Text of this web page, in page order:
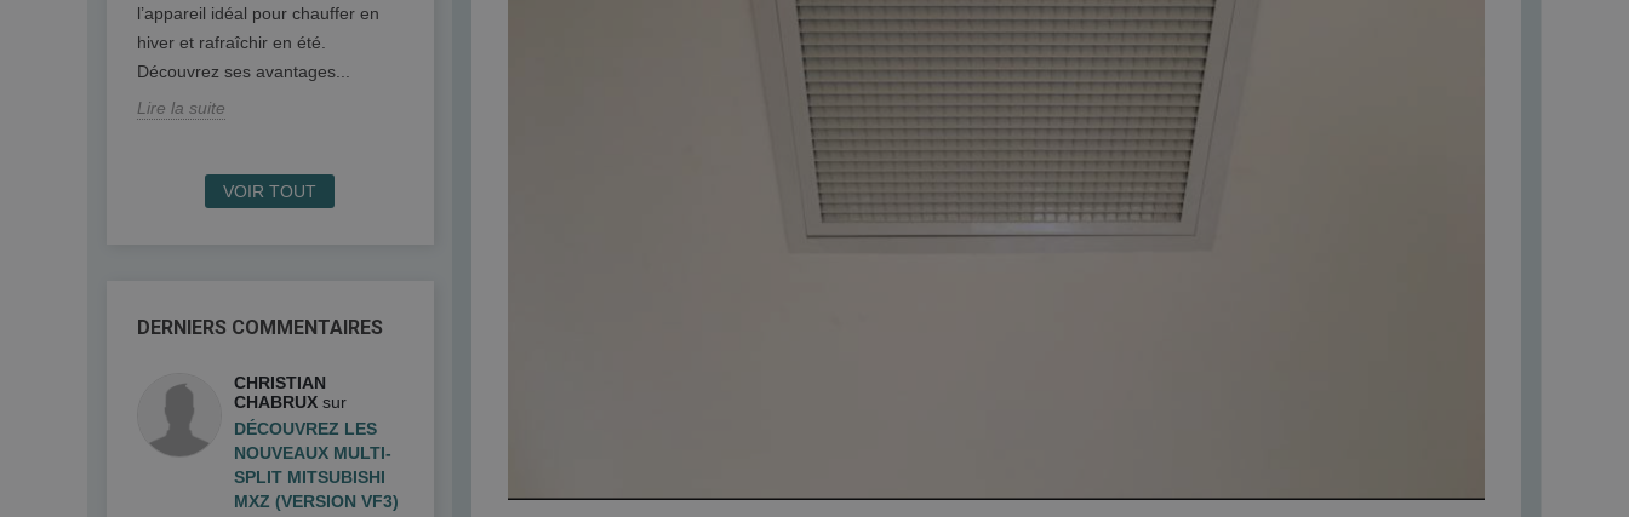
l’appareil idéal pour chauffer en
hiver et rafraîchir en été.
Découvrez ses avantages...
Lire la suite
maison nécessite de prendre en
compte plusieurs critères : la...
Lire la suite
thermique, permettant un contrôle
personnalisé de la...
Lire la suite
VOIR TOUT
DERNIERS COMMENTAIRES
CHRISTIAN
CHABRUX sur
DÉCOUVREZ LES
NOUVEAUX MULTI-
SPLIT MITSUBISHI
MXZ (VERSION VF3)